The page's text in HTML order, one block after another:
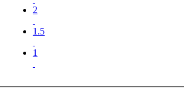
2
1.5
1